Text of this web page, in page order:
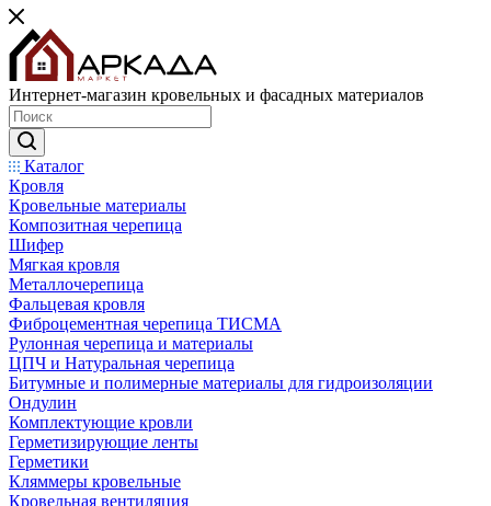
Интернет-магазин кровельных и фасадных материалов
Каталог
Кровля
Кровельные материалы
Композитная черепица
Шифер
Мягкая кровля
Металлочерепица
Фальцевая кровля
Фиброцементная черепица ТИСМА
Рулонная черепица и материалы
ЦПЧ и Натуральная черепица
Битумные и полимерные материалы для гидроизоляции
Ондулин
Комплектующие кровли
Герметизирующие ленты
Герметики
Кляммеры кровельные
Кровельная вентиляция